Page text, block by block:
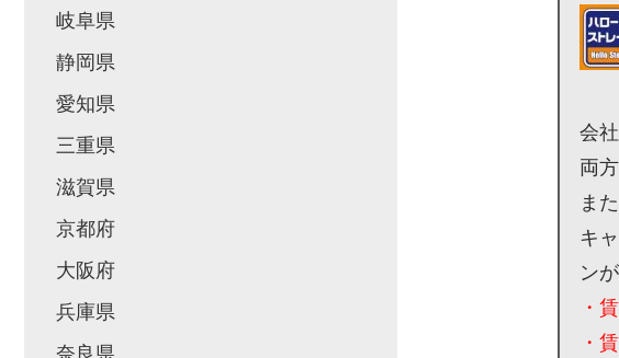
会
両
ま
キ
ン
・
・
岐阜県
静岡県
愛知県
三重県
滋賀県
京都府
大阪府
兵庫県
奈良県